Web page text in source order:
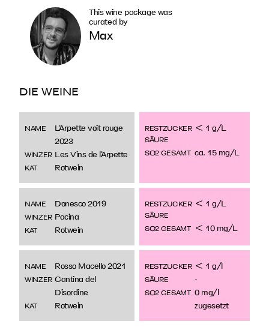
This wine package was
curated by
Max
DIE WEINE
NAME
L'Arpette voit rouge
2023
WINZER Les Vins de l'Arpette
KAT Rotwein
RESTZUCKER < 1 g/L
SÄURE
SO2 GESAMT ca. 15 mg/L
NAME Donesco 2019
WINZER Pacina
KAT Rotwein
RESTZUCKER < 1 g/L
SÄURE
SO2 GESAMT
< 10 mg/L
NAME Rosso Macello 2021
WINZER Cantina del
Disordine
KAT Rotwein
RESTZUCKER < 1 g/l
SÄURE -
SO2 GESAMT 0 mg/l
zugesetzt